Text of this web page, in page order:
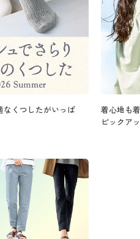
なくつしたがいっぱ
着心地も
ピックア